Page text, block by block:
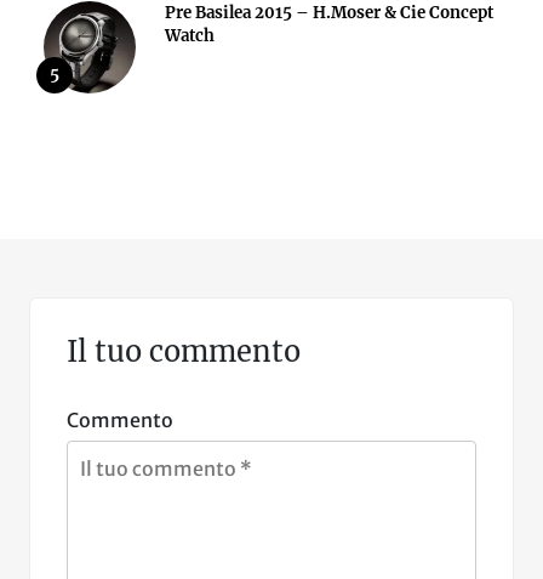
5
Pre Basilea 2015 – H.Moser & Cie Concept
Watch
Il tuo commento
Commento